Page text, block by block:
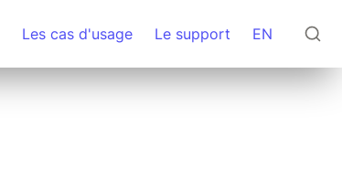
Les cas d'usage Le support EN